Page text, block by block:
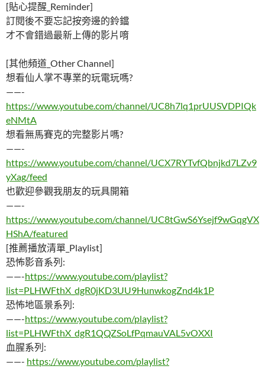
[貼心提醒_Reminder]
訂閱後不要忘記按旁邊的鈴鐺
才不會錯過最新上傳的影片唷
[其他頻道_Other Channel]
想看仙人掌不專業的玩電玩嗎?
——-
https://www.youtube.com/channel/UC8h7lq1prUUSVDPIQk
eNMtA
想看無馬賽克的完整影片嗎?
——-
https://www.youtube.com/channel/UCX7RYTvfQbnjkd7LZv9
yXag/feed
也歡迎參觀我朋友的玩具開箱
——-
https://www.youtube.com/channel/UC8tGwS6Ysejf9wGqgVX
HShA/featured
[推薦播放清單_Playlist]
恐怖影音系列:
——-https://www.youtube.com/playlist?
list=PLHWFthX_dgR0jKD3UU9HunwkogZnd4k1P
恐怖地區景系列:
——-https://www.youtube.com/playlist?
list=PLHWFthX_dgR1QQZSoLfPqmauVAL5vOXXI
血腥系列:
——- https://www.youtube.com/playlist?